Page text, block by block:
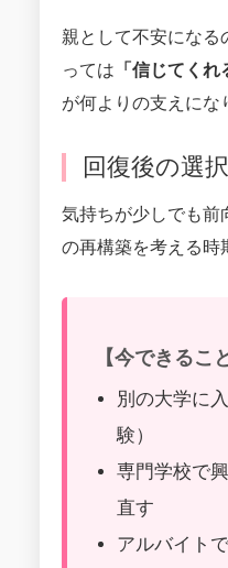
親として不安になる
っては 「信じてくれ
が何よりの支えにな
回復後の選
気持ちが少しでも前
の再構築を考える時
【今できるこ
別の大学に
験）
専門学校で
直す
アルバイト